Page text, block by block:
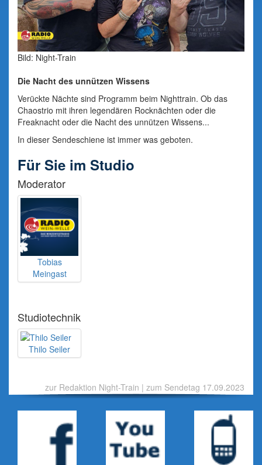
Bild: Night-Train
Die Nacht des unnützen Wissens
Verückte Nächte sind Programm beim Nighttrain. Ob das
Chaostrio mit ihren legendären Rocknächten oder die
Freaknacht oder die Nacht des unnützen Wissens...
In dieser Sendeschiene ist immer was geboten.
Für Sie im Studio
Moderator
Tobias
Meingast
Studiotechnik
Thilo Seiler
zur Redaktion Night-Train | zum Sendetag 17.09.2023